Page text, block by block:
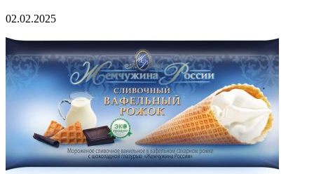
02.02.2025